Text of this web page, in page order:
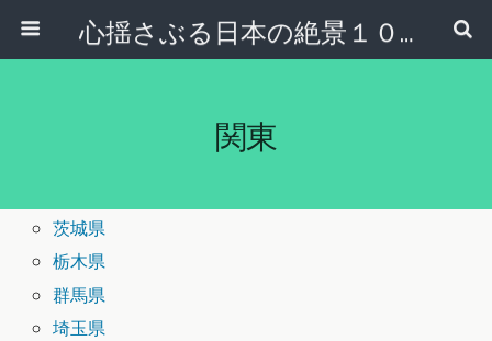
心揺さぶる日本の絶景１００選
関東
茨城県
栃木県
群馬県
埼玉県